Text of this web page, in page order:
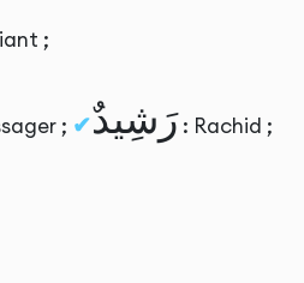
;
; رَشِيدٌ : Rachid ;